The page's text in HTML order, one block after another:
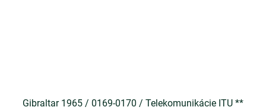
Gibraltar 1965 / 0169-0170 / Telekomunikácie ITU **